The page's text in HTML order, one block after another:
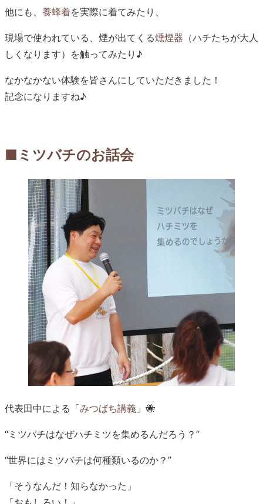
他にも、 養蜂着を実際に着てみたり、
現場で使われている、煙が出てくる燻煙器 （ハチたちが大人
しくなります）を触ってみたり♪
なかなかない体験を皆さんにしていただきました！
記念になりますね♪
■ミツバチのお話会
代表田中による「みつばち講義 」🐝
“ミツバチはなぜハチミツを集めるんだろう？”
“世界にはミツバチは何種類いるのか？”
「そうなんだ！知らなかった」